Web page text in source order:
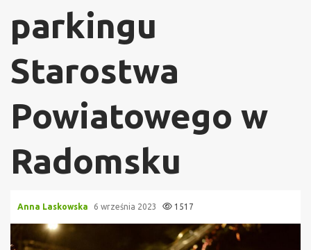
parkingu
Starostwa
Powiatowego w
Radomsku
Anna Laskowska 6 września 2023 1517